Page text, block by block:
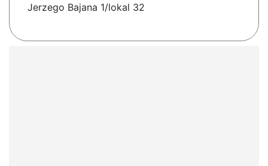
Jerzego Bajana 1/lokal 32